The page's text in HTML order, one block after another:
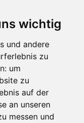
wichtig
und andere
zu
um
zu
auf der
an unseren
messen und